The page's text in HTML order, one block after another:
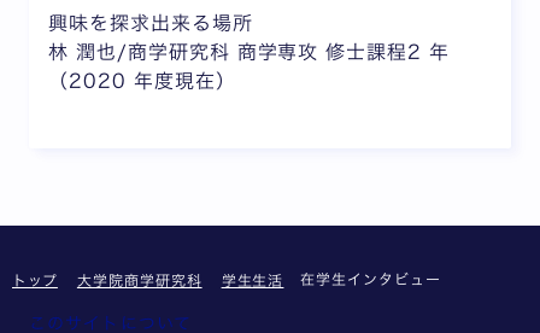
興味を探求出来る場所
林 潤也/商学研究科 商学専攻 修士課程2 年
（2020 年度現在）
トップ 大学院商学研究科 学生生活 在学生インタビュー
このサイトについて